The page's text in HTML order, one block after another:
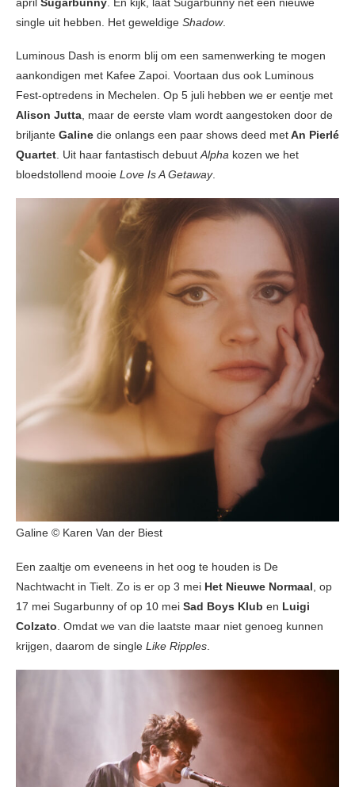
single uit hebben. Het geweldige Shadow.
Luminous Dash is enorm blij om een samenwerking te mogen
aankondigen met Kafee Zapoi. Voortaan dus ook Luminous
Fest-optredens in Mechelen. Op 5 juli hebben we er eentje met
Alison Jutta , maar de eerste vlam wordt aangestoken door de
briljante Galine die onlangs een paar shows deed metAn Pierlé
Quartet . Uit haar fantastisch debuut Alpha kozen we het
bloedstollend mooie Love Is A Getaway.
Galine © Karen Van der Biest
Een zaaltje om eveneens in het oog te houden is De
Nachtwacht in Tielt. Zo is er op 3 mei Het Nieuwe Normaal , op
17 mei Sugarbunny of op 10 mei Sad Boys Klub en Luigi
Colzato . Omdat we van die laatste maar niet genoeg kunnen
krijgen, daarom de single Like Ripples